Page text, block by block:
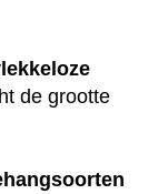
de grootte